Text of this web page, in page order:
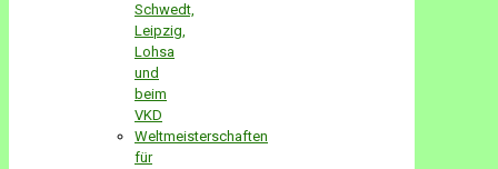
Schwedt,
Leipzig,
Lohsa
und
beim
VKD
Weltmeisterschaften
für